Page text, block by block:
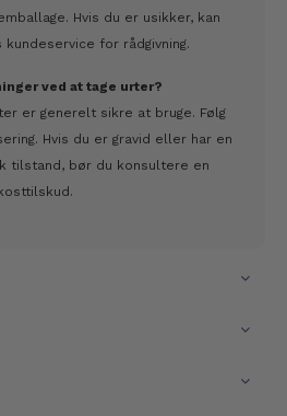
Hvis du er usikker, kan
for rådgivning.
ved at tage urter?
er generelt sikre at bruge. Følg
Hvis du er gravid eller har en
tilstand, bør du konsultere en